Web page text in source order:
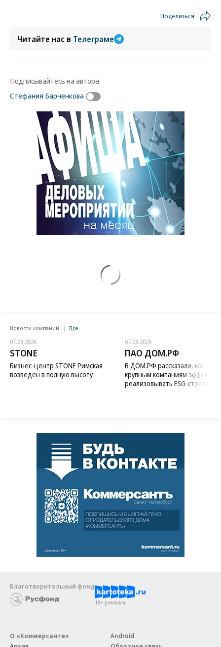
Поделиться
Читайте нас в Телеграме
Подписывайтесь на автора:
Стефания Барченкова
Новости компаний Все
07.08.2026
STONE
Бизнес-центр STONE Римская
возведен в полную высоту
07.08.2026
ПАО ДОМ.РФ
В ДОМ.РФ рассказали, как
крупным компаниям
реализовывать ESG-стратегию
Благотворительный фонд
18+ реклама
О «Коммерсанте»
Android